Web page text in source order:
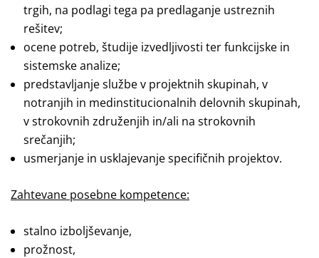
trgih, na podlagi tega pa predlaganje ustreznih
rešitev;
ocene potreb, študije izvedljivosti ter funkcijske in
sistemske analize;
predstavljanje službe v projektnih skupinah, v
notranjih in medinstitucionalnih delovnih skupinah,
v strokovnih združenjih in/ali na strokovnih
srečanjih;
usmerjanje in usklajevanje specifičnih projektov.
Zahtevane posebne kompetence:
stalno izboljševanje,
prožnost,